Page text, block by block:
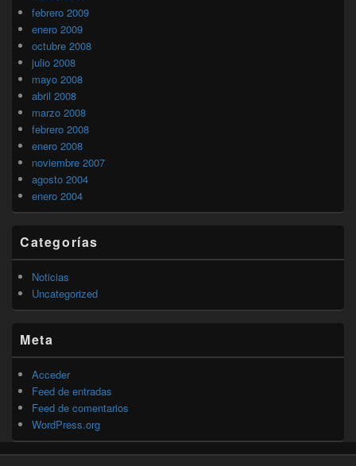
febrero 2009
enero 2009
octubre 2008
julio 2008
mayo 2008
abril 2008
marzo 2008
febrero 2008
enero 2008
noviembre 2007
agosto 2004
enero 2004
Categorías
Noticias
Uncategorized
Meta
Acceder
Feed de entradas
Feed de comentarios
WordPress.org